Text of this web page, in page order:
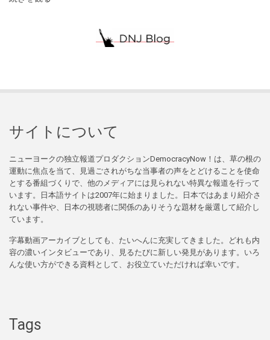
サイトについて
ニューヨークの独立報道プロダクションDemocracyNow！は、草の根の
運動に焦点を当て、見過ごされがちな当事者の声をとどけることを使命
とする番組づくりで、他のメディアには見られない特異な報道を行って
います。日本語サイトは2007年に始まりました。日本ではあまり紹介さ
れない事件や、日本の視聴者に関係のありそうな題材を厳選して紹介し
ています。
字幕動画アーカイブとしても、たいへんに充実してきました。どれも内
容の濃いインタビューであり、見るたびに新しい発見があります。いろ
んな使い方ができる資料として、お役立ていただければ幸いです。
Tags